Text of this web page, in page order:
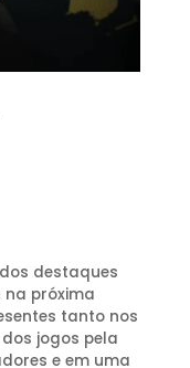
destaques
na próxima
tanto nos
jogos pela
e em uma